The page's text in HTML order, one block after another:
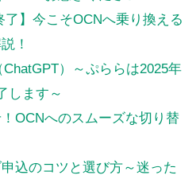
】今こそOCNへ乗り換える
！
）～ぷららは2025年
します～
OCNへのスムーズな切り替
込のコツと選び方～迷った